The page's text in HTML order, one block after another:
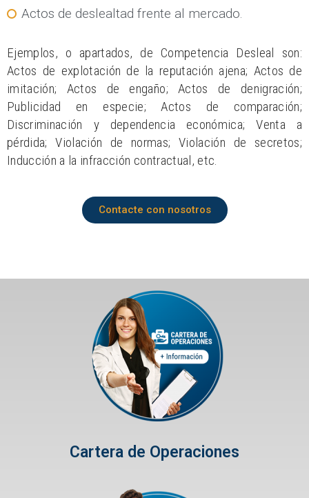
Actos de deslealtad frente al mercado.
Ejemplos, o apartados, de Competencia Desleal son:
Actos de explotación de la reputación ajena; Actos de
imitación; Actos de engaño; Actos de denigración;
Publicidad en especie; Actos de comparación;
Discriminación y dependencia económica; Venta a
pérdida; Violación de normas; Violación de secretos;
Inducción a la infracción contractual, etc.
Contacte con nosotros
Cartera de Operaciones